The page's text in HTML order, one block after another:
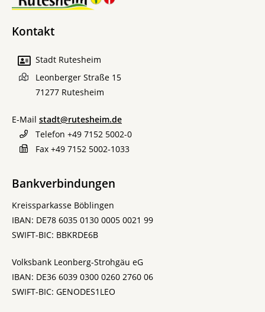
Kontakt
Stadt Rutesheim
Leonberger Straße 15
71277 Rutesheim
E-Mail stadt@rutesheim.de
Telefon +49 7152 5002-0
Fax +49 7152 5002-1033
Bankverbindungen
Kreissparkasse Böblingen
IBAN: DE78 6035 0130 0005 0021 99
SWIFT-BIC: BBKRDE6B
Volksbank Leonberg-Strohgäu eG
IBAN: DE36 6039 0300 0260 2760 06
SWIFT-BIC: GENODES1LEO